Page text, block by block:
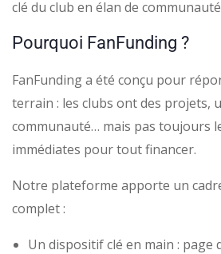
clé du club en élan de
Pourquoi FanFunding ?
FanFunding a été conçu pour
terrain : les clubs ont des projets,
communauté… mais pas toujours
immédiates pour tout financer.
Notre plateforme apporte un
complet :
Un dispositif clé en main : page